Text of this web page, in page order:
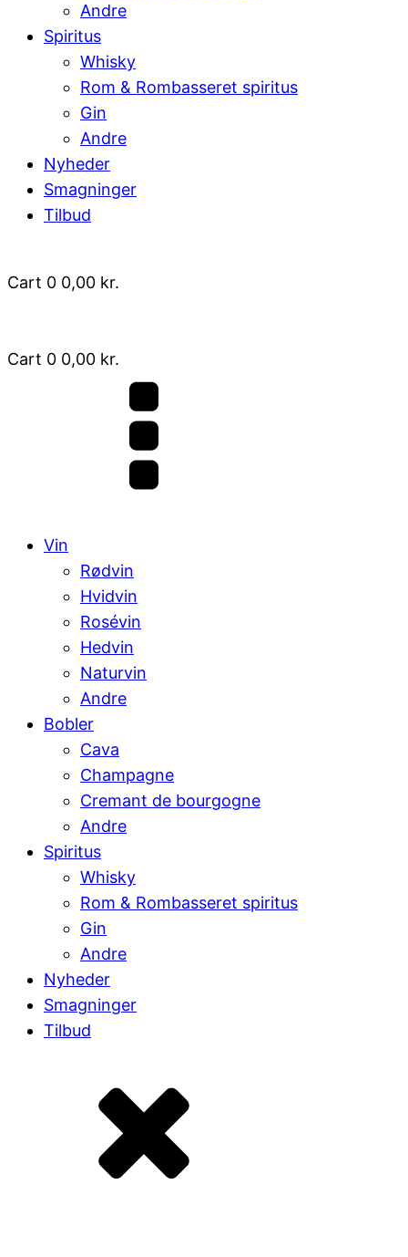
Andre
Spiritus
Whisky
Rom & Rombasseret spiritus
Gin
Andre
Nyheder
Smagninger
Tilbud
Cart 0 0,00 kr.
Cart 0 0,00 kr.
Vin
Rødvin
Hvidvin
Rosévin
Hedvin
Naturvin
Andre
Bobler
Cava
Champagne
Cremant de bourgogne
Andre
Spiritus
Whisky
Rom & Rombasseret spiritus
Gin
Andre
Nyheder
Smagninger
Tilbud